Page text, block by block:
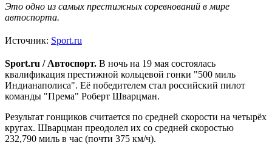
Это одно из самых престижных соревнований в мире
автоспорта.
Источник: Sport.ru
Sport.ru / Автоспорт. В ночь на 19 мая состоялась
квалификация престижной кольцевой гонки "500 миль
Индианаполиса". Её победителем стал российский пилот
команды "Према" Роберт Шварцман.
Результат гонщиков считается по средней скорости на четырёх
кругах. Шварцман преодолел их со средней скоростью
232,790 миль в час (почти 375 км/ч).